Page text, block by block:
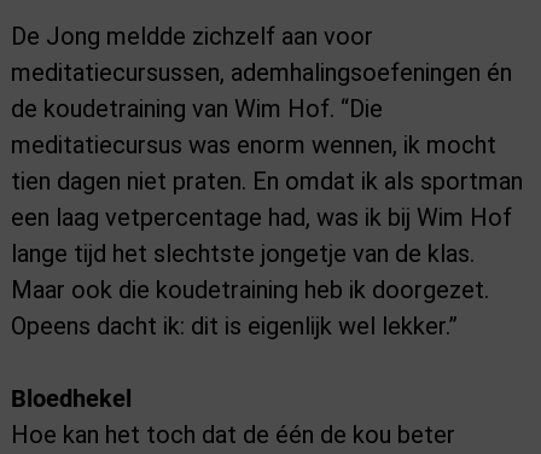
De Jong meldde zichzelf aan voor
meditatiecursussen, ademhalingsoefeningen én
de koudetraining van Wim Hof. “Die
meditatiecursus was enorm wennen, ik mocht
tien dagen niet praten. En omdat ik als sportman
een laag vetpercentage had, was ik bij Wim Hof
lange tijd het slechtste jongetje van de klas.
Maar ook die koudetraining heb ik doorgezet.
Opeens dacht ik: dit is eigenlijk wel lekker.”
Bloedhekel
Hoe kan het toch dat de één de kou beter